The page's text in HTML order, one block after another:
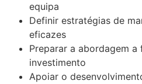
equipa
Definir estratégias de
eficazes
Preparar a abordagem a
investimento
Apoiar o